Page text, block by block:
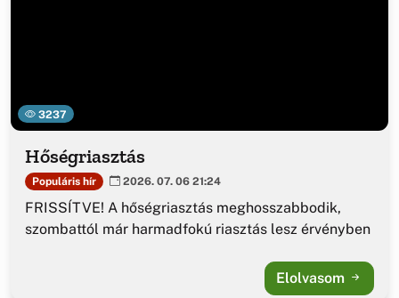
3237
Hőségriasztás
Populáris hír 2026. 07. 06 21:24
FRISSÍTVE! A hőségriasztás meghosszabbodik,
szombattól már harmadfokú riasztás lesz érvényben
Elolvasom